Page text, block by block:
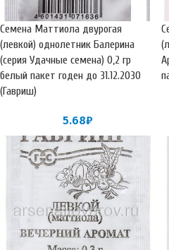
Семена Маттиола двурогая
(левкой) однолетник Балерина
(серия Удачные семена) 0,2 гр
белый пакет годен до 31.12.2030
(Гавриш)
5.68₽